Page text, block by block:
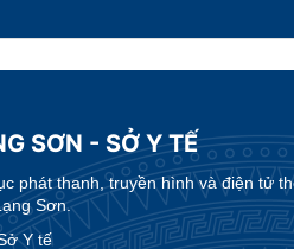
SƠN - SỞ Y TẾ
phát thanh, truyền hình và điện tử
Sơn.
Y tế